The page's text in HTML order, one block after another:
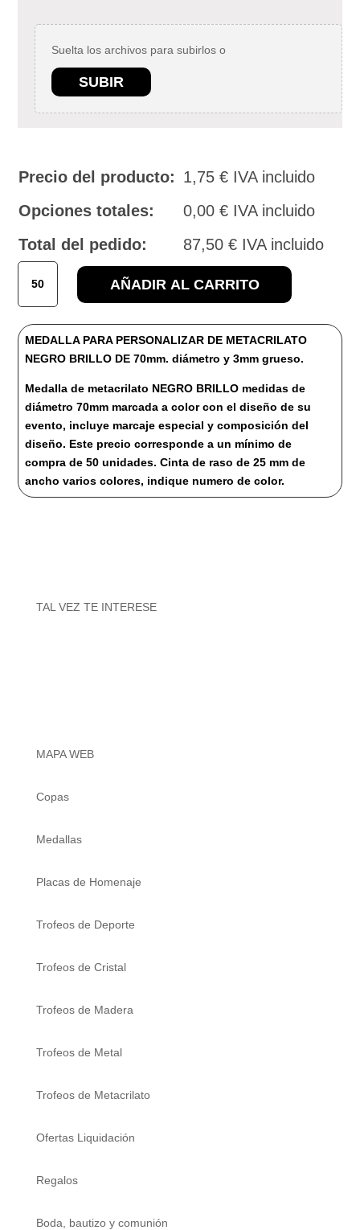
Suelta los archivos para subirlos o
SUBIR
Precio del producto: 1,75€ IVA incluido
Opciones totales:
0,00€ IVA incluido
Total del pedido:
87,50€ IVA incluido
MEDALLA
DE
METACRILATO
70mm.
AÑADIR AL CARRITO
MEDALLA PARA PERSONALIZAR DE METACRILATO
NEGRO BRILLO DE 70mm. diámetro y 3mm grueso.
Medalla de metacrilato NEGRO BRILLO medidas de
diámetro 70mm marcada a color con el diseño de su
evento, incluye marcaje especial y composición del
diseño. Este precio corresponde a un mínimo de
compra de 50 unidades. Cinta de raso de 25 mm de
ancho varios colores, indique numero de color.
TAL VEZ TE INTERESE
MAPA WEB
Copas
Medallas
Placas de Homenaje
Trofeos de Deporte
Trofeos de Cristal
Trofeos de Madera
Trofeos de Metal
Trofeos de Metacrilato
Ofertas Liquidación
Regalos
Boda, bautizo y comunión